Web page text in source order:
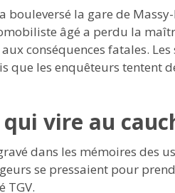
bouleversé la gare de
âgé a perdu la
conséquences fatales.
que les enquêteurs tentent
vire au
dans les mémoires des
se pressaient pour
TGV.